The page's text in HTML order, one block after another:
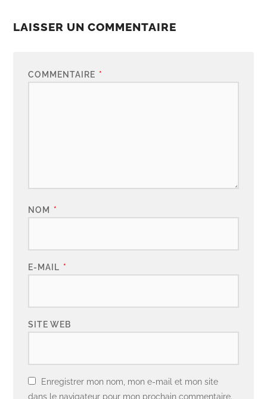
LAISSER UN COMMENTAIRE
COMMENTAIRE *
NOM *
E-MAIL *
SITE WEB
Enregistrer mon nom, mon e-mail et mon site
dans le navigateur pour mon prochain commentaire.